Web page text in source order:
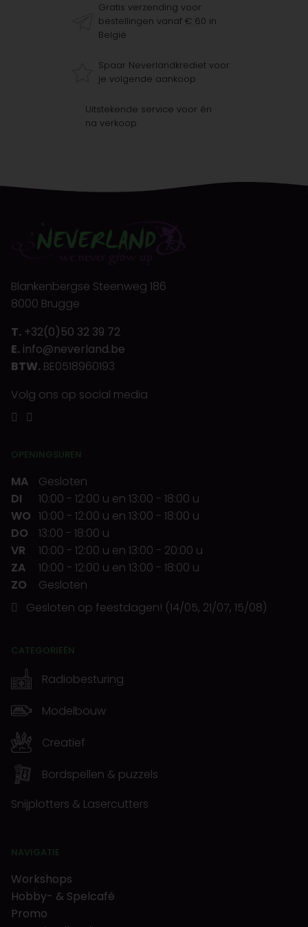
Gratis verzending voor
bestellingen vanaf € 60 in
België
Spaar Neverlandkrediet voor
je volgende aankoop
Uitstekende service voor én
na verkoop
Blankenbergse Steenweg 186
8000 Brugge
T. +32(0)50 32 39 72
E. info@neverland.be
BTW. BE0518960193
Volg ons op social media
OPENINGSUREN
MA
Gesloten
DI
10:00 - 12:00 u en 13:00 - 18:00 u
WO 10:00 - 12:00 u en 13:00 - 18:00 u
DO
13:00 - 18:00 u
VR
10:00 - 12:00 u en 13:00 - 20:00 u
ZA
10:00 - 12:00 u en 13:00 - 18:00 u
ZO
Gesloten
Gesloten op feestdagen! (14/05, 21/07, 15/08)
CATEGORIEËN
Radiobesturing
Modelbouw
Creatief
Bordspellen & puzzels
Snijplotters & Lasercutters
NAVIGATIE
Workshops
Hobby- & Spelcafé
Promo